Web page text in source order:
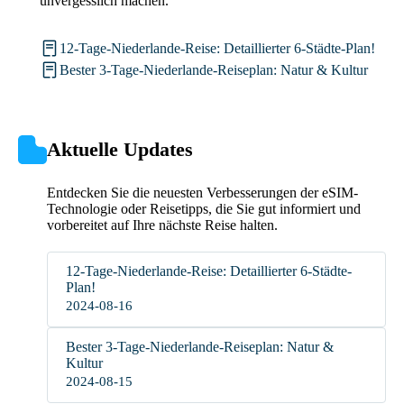
12-Tage-Niederlande-Reise: Detaillierter 6-Städte-Plan!
Bester 3-Tage-Niederlande-Reiseplan: Natur & Kultur
Aktuelle Updates
Entdecken Sie die neuesten Verbesserungen der eSIM-
Technologie oder Reisetipps, die Sie gut informiert und
vorbereitet auf Ihre nächste Reise halten.
12-Tage-Niederlande-Reise: Detaillierter 6-Städte-
Plan!
2024-08-16
Bester 3-Tage-Niederlande-Reiseplan: Natur &
Kultur
2024-08-15